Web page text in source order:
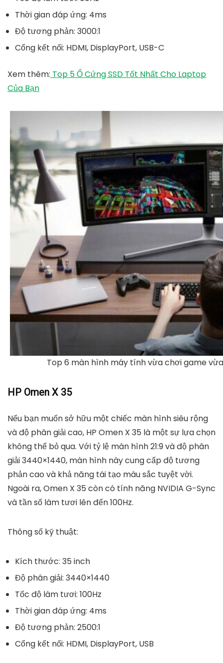
Thời gian đáp ứng: 4ms
Độ tương phản: 3000:1
Cổng kết nối: HDMI, DisplayPort, USB-C
Xem thêm: Top 5 Ổ Cứng SSD Tốt Nhất Cho Laptop
Của Bạn
Top 6 màn hình máy tính vừa chơi game
HP Omen X 35
Nếu bạn muốn sở hữu một chiếc màn hình siêu rộng
và độ phân giải cao, HP Omen X 35 là một sự lựa chọn
không thể bỏ qua. Với tỷ lệ màn hình 21:9 và độ phân
giải 3440×1440, màn hình này cung cấp độ tương
phản cao và khả năng tái tạo màu sắc tuyệt vời.
Ngoài ra, Omen X 35 còn có tính năng NVIDIA G-Sync
và tần số làm tươi lên đến 100Hz.
Thông số kỹ thuật:
Kích thước: 35 inch
Độ phân giải: 3440×1440
Tốc độ làm tươi: 100Hz
Thời gian đáp ứng: 4ms
Độ tương phản: 2500:1
Cổng kết nối: HDMI, DisplayPort, USB